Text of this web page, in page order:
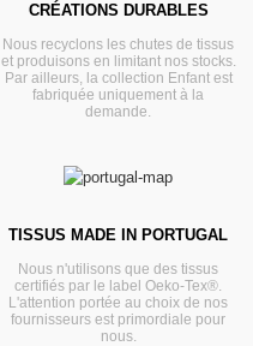
CRÉATIONS DURABLES
Nous recyclons les chutes de tissus
et produisons en limitant nos stocks.
Par ailleurs, la collection Enfant est
fabriquée uniquement à la
demande.
TISSUS MADE IN PORTUGAL
Nous n'utilisons que des tissus
certifiés par le label Oeko-Tex®.
L'attention portée au choix de nos
fournisseurs est primordiale pour
nous.